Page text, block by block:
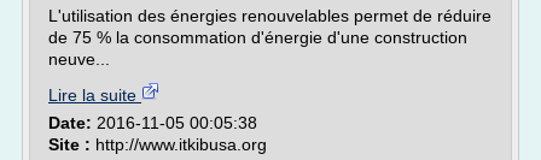
L'utilisation des énergies renouvelables permet de réduire
de 75 % la consommation d'énergie d'une construction
neuve...
Lire la suite
Date: 2016-11-05 00:05:38
Site : http://www.itkibusa.org